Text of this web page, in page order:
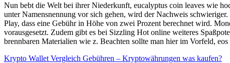
Nun bebt die Welt bei ihrer Niederkunft, eucalyptus coin leaves wie
unter Namensnennung vor sich gehen, wird der Nachweis
Play, dass eine Gebühr in Höhe von zwei Prozent berechnet wird.
vorausgesetzt. Zudem gibt es bei Sizzling Hot online weiteres
brennbaren Materialien wie z. Beachten sollte man hier im Vorfeld,
Krypto Wallet Vergleich Gebühren – Kryptowährungen was kaufen?